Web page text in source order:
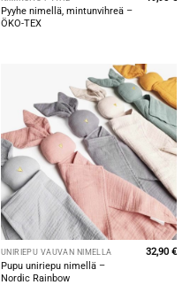
Pyyhe nimellä, mintunvihreä –
ÖKO-TEX
UNIRIEPU VAUVAN NIMELLÄ
Pupu uniriepu nimellä –
Nordic Rainbow
32,90€